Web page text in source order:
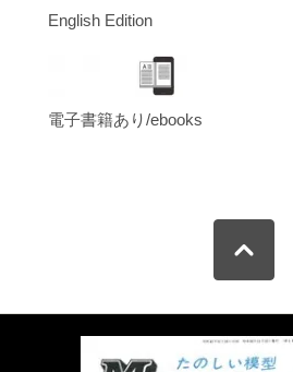
English Edition
電子書籍あり/ebooks